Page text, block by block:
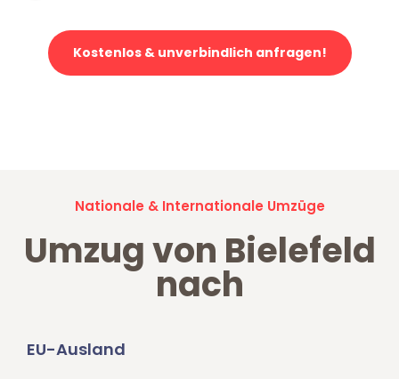
Kostenlos & unverbindlich anfragen!
Nationale & Internationale Umzüge
Umzug von Bielefeld
nach
EU-Ausland